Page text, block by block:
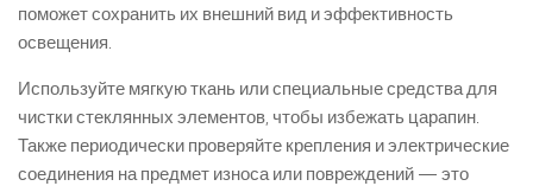
поможет сохранить их внешний вид и эффективность
освещения.
Используйте мягкую ткань или специальные средства для
чистки стеклянных элементов, чтобы избежать царапин.
Также периодически проверяйте крепления и электрические
соединения на предмет износа или повреждений — это